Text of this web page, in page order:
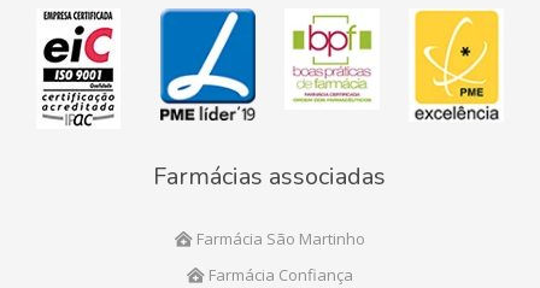
Farmácias associadas
Farmácia São Martinho
Farmácia Confiança